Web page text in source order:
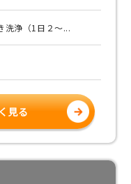
洗浄（1日２～...
見る